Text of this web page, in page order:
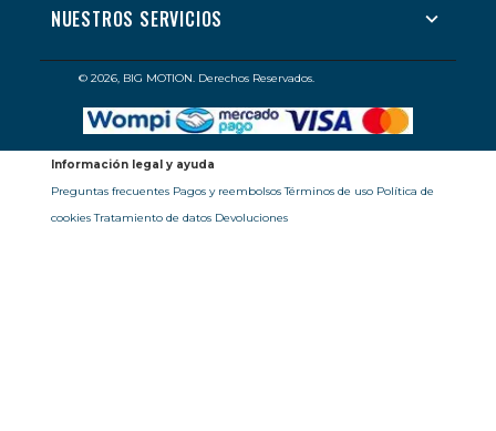
NUESTROS SERVICIOS
© 2026, BIG MOTION. Derechos Reservados.
Información legal y ayuda
Preguntas frecuentes Pagos y reembolsos Términos de uso Política de
cookies Tratamiento de datos Devoluciones